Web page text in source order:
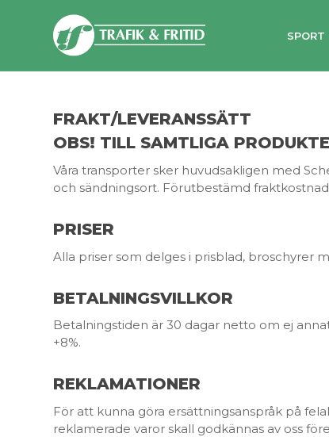
SPORT
FRAKT/LEVERANSSÄTT
OBS! TILL SAMTLIGA
Våra transporter sker huvudsakligen med
och sändningsort. Förutbestämd
PRISER
Alla priser som delges i prisblad, broschyrer
BETALNINGSVILLKOR
Betalningstiden är 30 dagar netto om ej
+8%.
REKLAMATIONER
För att kunna göra ersättningsanspråk på
reklamerade varor skall godkännas av oss